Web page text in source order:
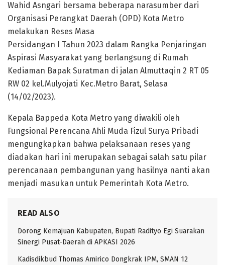
Wahid Asngari bersama beberapa narasumber dari
Organisasi Perangkat Daerah (OPD) Kota Metro
melakukan Reses Masa
Persidangan I Tahun 2023 dalam Rangka Penjaringan
Aspirasi Masyarakat yang berlangsung di Rumah
Kediaman Bapak Suratman di jalan Almuttaqin 2 RT 05
RW 02 kel.Mulyojati Kec.Metro Barat, Selasa
(14/02/2023).
Kepala Bappeda Kota Metro yang diwakili oleh
Fungsional Perencana Ahli Muda Fizul Surya Pribadi
mengungkapkan bahwa pelaksanaan reses yang
diadakan hari ini merupakan sebagai salah satu pilar
perencanaan pembangunan yang hasilnya nanti akan
menjadi masukan untuk Pemerintah Kota Metro.
READ ALSO
Dorong Kemajuan Kabupaten, Bupati Radityo Egi Suarakan
Sinergi Pusat-Daerah di APKASI 2026
Kadisdikbud Thomas Amirico Dongkrak IPM, SMAN 12